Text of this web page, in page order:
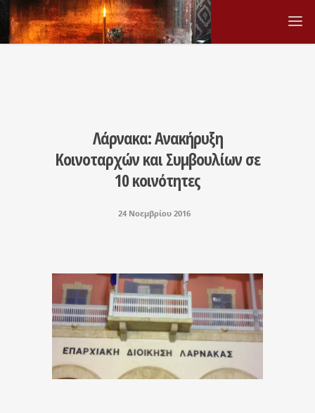
Λάρνακα: Ανακήρυξη
Κοινοταρχών και Συμβουλίων σε
10 κοινότητες
24 Νοεμβρίου 2016